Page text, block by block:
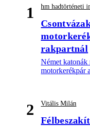
1 hm hadtörténeti
rakpartnál
Német katonák
motorkerékpár
2 Vitális Milán